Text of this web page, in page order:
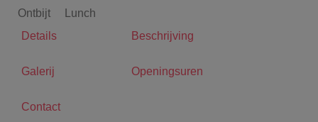
Ontbijt
Lunch
Details
Beschrijving
Galerij Openingsuren
Contact